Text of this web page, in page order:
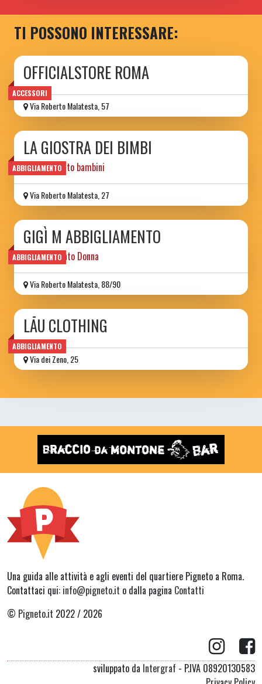
TI POSSONO INTERESSARE:
ACCESSORI
OFFICIALSTORE ROMA
Via Roberto Malatesta, 57
ABBIGLIAMENTO
LA GIOSTRA DEI BIMBI
abbigliamento bambini
Via Roberto Malatesta, 27
ABBIGLIAMENTO
GIGÌ M ABBIGLIAMENTO
Abbigliamento Donna
Via Roberto Malatesta, 88/90
ABBIGLIAMENTO
LĀU CLOTHING
Via dei Zeno, 25
Una guida alle attività e agli eventi del quartiere Pigneto a Roma.
Contattaci qui: info@pigneto.it o dalla pagina Contatti
© Pigneto.it 2022 / 2026
sviluppato da Intergraf - P.IVA 08920130583